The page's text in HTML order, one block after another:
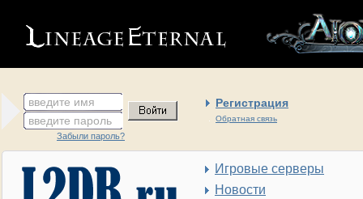
введите имя Регистрация
Обратная связь
введите пароль
Забыли пароль?
Игровые серверы
Новости